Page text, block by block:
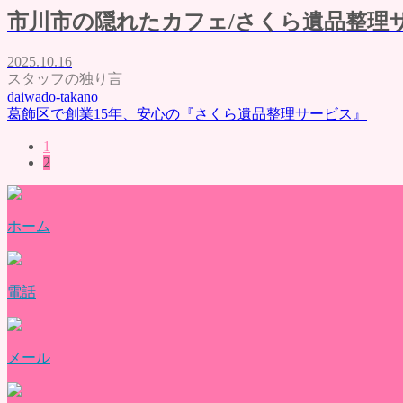
市川市の隠れたカフェ/さくら遺品整理
2025.10.16
スタッフの独り言
daiwado-takano
葛飾区で創業15年、安心の『さくら遺品整理サービス』
1
2
ホーム
電話
メール